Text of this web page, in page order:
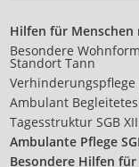
Hilfen für Menschen
Besondere
Standort Tann
Verhinderungspflege
Ambulant
Tagesstruktur SGB
Ambulante Pflege
Besondere Hilfen für